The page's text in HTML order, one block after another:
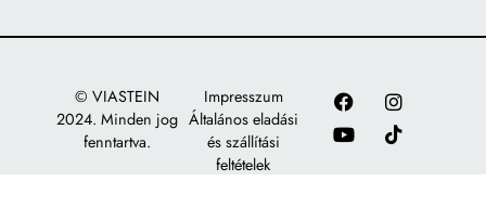
© VIASTEIN
2024. Minden jog
fenntartva.
Impresszum
Általános eladási
és szállítási
feltételek